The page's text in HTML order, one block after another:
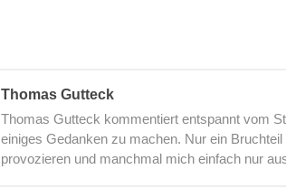
Thomas Gutteck
Thomas Gutteck kommentiert entspannt vom
einiges Gedanken zu machen. Nur ein
provozieren und manchmal mich einfach nur